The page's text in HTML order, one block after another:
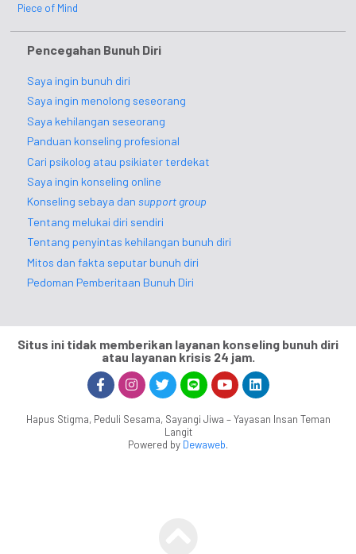
Piece of Mind
Pencegahan Bunuh Diri
Saya ingin bunuh diri
Saya ingin menolong seseorang
Saya kehilangan seseorang
Panduan konseling profesional
Cari psikolog atau psikiater terdekat
Saya ingin konseling online
Konseling sebaya dansupport group
Tentang melukai diri sendiri
Tentang penyintas kehilangan bunuh diri
Mitos dan fakta seputar bunuh diri
Pedoman Pemberitaan Bunuh Diri
Situs ini tidak memberikan layanan konseling bunuh diri
atau layanan krisis 24 jam.
Hapus Stigma, Peduli Sesama, Sayangi Jiwa – Yayasan Insan Teman
Langit
Powered by Dewaweb.